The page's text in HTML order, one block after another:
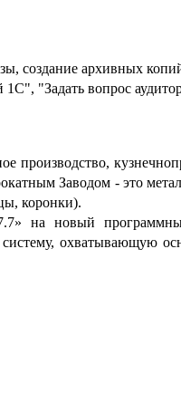
создание архивных
"Задать вопрос
производство,
Заводом - это
коронки).
на новый
охватывающую